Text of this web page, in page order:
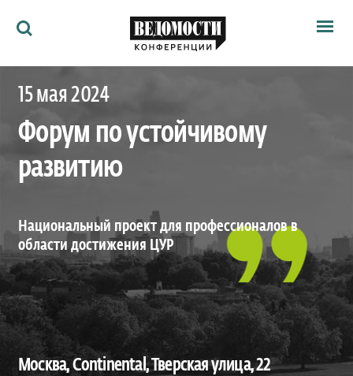
Партнёрам
О нас
Ведомости
Как потратить
Ведомости&
15 мая 2024
Форум по устойчивому
развитию
Национальный проект для профессионалов в
области достижения ЦУР
Москва, Continental, Тверская улица, 22